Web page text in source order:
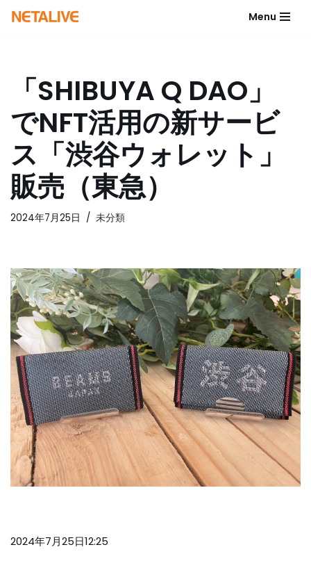
へ
キ
ッ
プ
Menu
「SHIBUYA Q DAO」
でNFT活用の新サービ
ス「渋谷ウォレット」
販売（東急）
2024年7月25日 未分類
2024年7月25日12:25